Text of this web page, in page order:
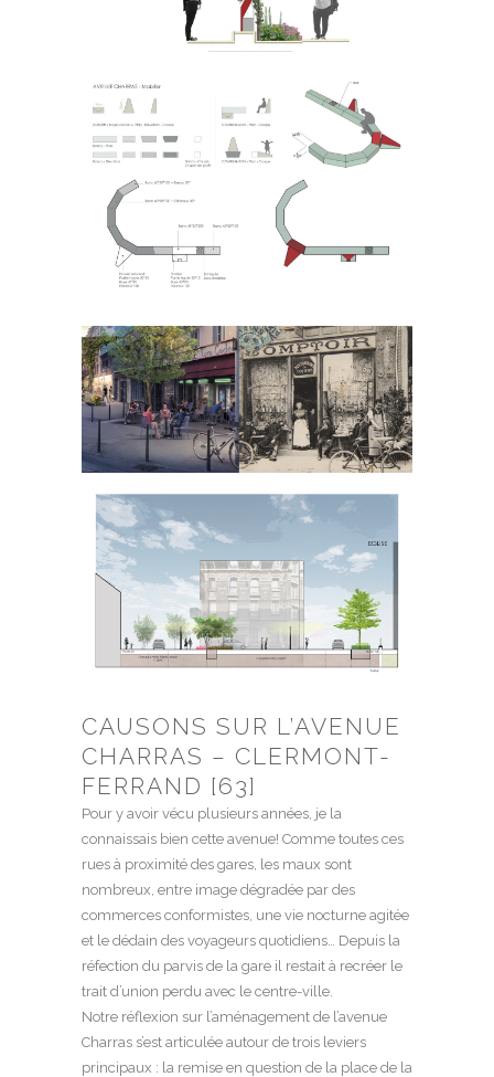
CAUSONS SUR L’AVENUE
CHARRAS – CLERMONT-
FERRAND [63]
Pour y avoir vécu plusieurs années, je la
connaissais bien cette avenue! Comme toutes ces
rues à proximité des gares, les maux sont
nombreux, entre image dégradée par des
commerces conformistes, une vie nocturne agitée
et le dédain des voyageurs quotidiens… Depuis la
réfection du parvis de la gare il restait à recréer le
trait d’union perdu avec le centre-ville.
Notre réflexion sur l’aménagement de l’avenue
Charras s’est articulée autour de trois leviers
principaux : la remise en question de la place de la